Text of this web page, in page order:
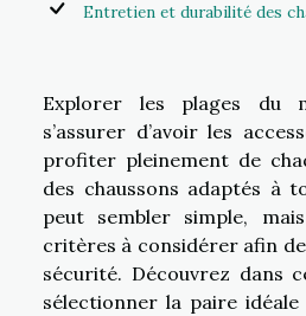
Entretien et durabilité des
Explorer les plages du
s’assurer d’avoir les
profiter pleinement de
des chaussons adaptés à
peut sembler simple,
critères à considérer afin
sécurité. Découvrez dans
sélectionner la paire